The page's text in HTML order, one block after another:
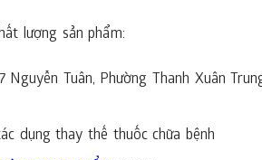
lượng sản phẩm:
Tuân, Phường Thanh Xuân
dụng thay thế thuốc chữa bệnh